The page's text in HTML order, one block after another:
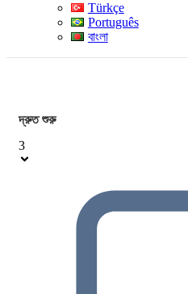
Türkçe
Português
বাংলা
দ্রুত শুরু
3